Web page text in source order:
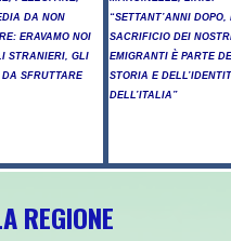
DA NON
ERAVAMO NOI
STRANIERI, GLI
SFRUTTARE
“SETTANT’ANNI DOPO,
SACRIFICIO DEI
EMIGRANTI È PARTE
STORIA E
DELL’ITALIA”
REGIONE